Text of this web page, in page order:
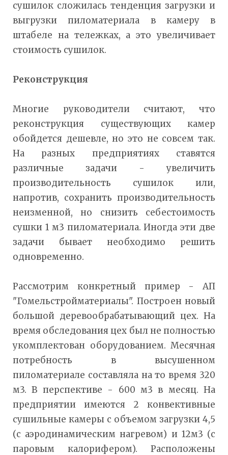
сушилок сложилась тенденция загрузки и
выгрузки пиломатериала в камеру в
штабеле на тележках, а это увеличивает
стоимость сушилок.
Реконструкция
Многие руководители считают, что
реконструкция существующих камер
обойдется дешевле, но это не совсем так.
На разных предприятиях ставятся
различные задачи - увеличить
производительность сушилок или,
напротив, сохранить производительность
неизменной, но снизить себестоимость
сушки 1 м3 пиломатериала. Иногда эти две
задачи бывает необходимо решить
одновременно.
Рассмотрим конкретный пример - АП
"Гомельстройматериалы". Построен новый
большой деревообрабатывающий цех. На
время обследования цех был не полностью
укомплектован оборудованием. Месячная
потребность в высушенном
пиломатериале составляла на то время 320
м3. В перспективе - 600 м3 в месяц. На
предприятии имеются 2 конвективные
сушильные камеры с объемом загрузки 4,5
(с аэродинамическим нагревом) и 12м3 (с
паровым калорифером). Расположены